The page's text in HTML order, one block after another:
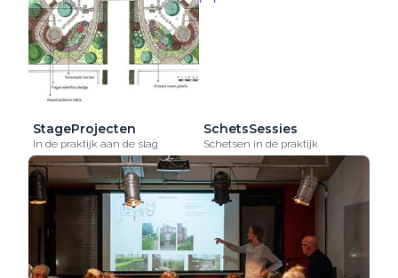
StageProjecten
In de praktijk aan de slag
SchetsSessies
Schetsen in de praktijk